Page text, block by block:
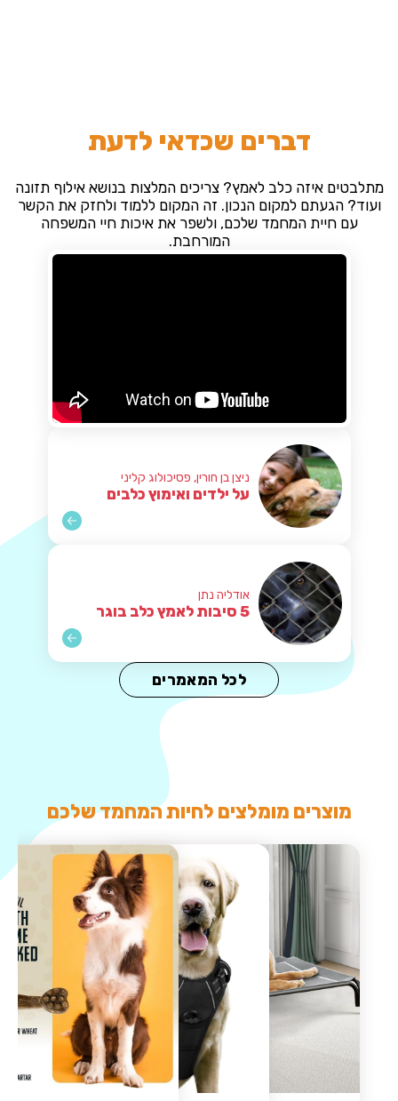
דברים שכדאי לדעת
מתלבטים איזה כלב לאמץ? צריכים המלצות בנושא אילוף תזונה
ועוד? הגעתם למקום הנכון. זה המקום ללמוד ולחזק את הקשר
עם חיית המחמד שלכם, ולשפר את איכות חיי המשפחה
המורחבת.
ניצן בן חורין, פסיכולוג קליני
על ילדים ואימוץ כלבים
אודליה נתן
5 סיבות לאמץ כלב בוגר
לכל המאמרים
מוצרים מומלצים לחיות המחמד שלכם